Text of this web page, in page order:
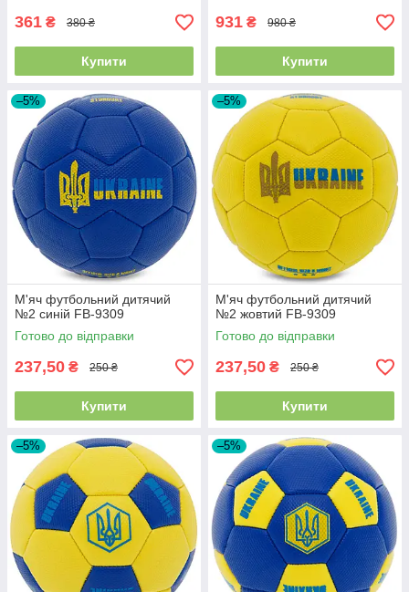
361 ₴ 380 ₴
Купити
931 ₴ 980 ₴
Купити
–5%
М'яч футбольний дитячий
№2 синій FB-9309
Готово до відправки
237,50 ₴ 250 ₴
Купити
–5%
М'яч футбольний дитячий
№2 жовтий FB-9309
Готово до відправки
237,50 ₴ 250 ₴
Купити
–5% –5%